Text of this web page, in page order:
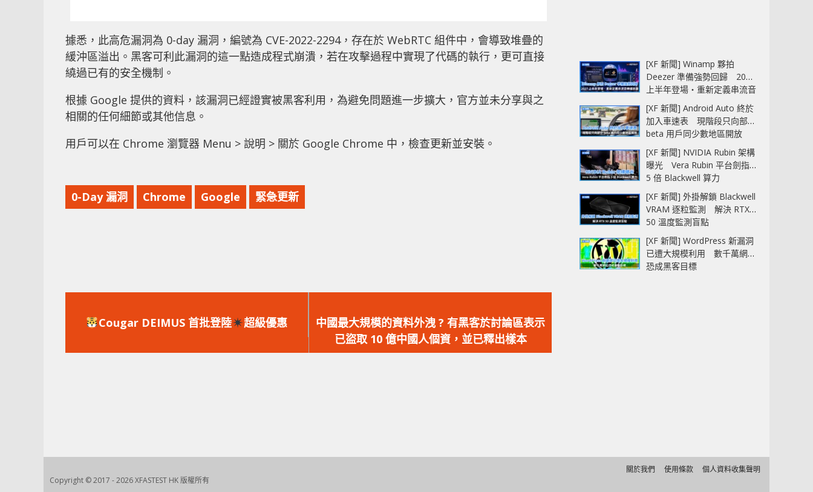
據悉，此高危漏洞為 0-day 漏洞，編號為 CVE-2022-2294，存在於 WebRTC 組件中，會導致堆疊的
緩沖區溢出。黑客可利此漏洞的這一點造成程式崩潰，若在攻擊過程中實現了代碼的執行，更可直接
繞過已有的安全機制。
根據 Google 提供的資料，該漏洞已經證實被黑客利用，為避免問題進一步擴大，官方並未分享與之
相關的任何細節或其他信息。
用戶可以在 Chrome 瀏覽器 Menu > 說明 > 關於 Google Chrome 中，檢查更新並安裝。
0-Day 漏洞 Chrome Google 緊急更新
一
文
Cougar DEIMUS 首批登陸 超級優惠
一
篇
文
中國最大規模的資料外洩 ? 有黑客於討論區表示
已盜取 10 億中國人個資，並已釋出樣本
[XF 新聞] Winamp 夥拍
Deezer 準備強勢回歸 2027
上半年登場‧重新定義串流音
樂播放器
[XF 新聞] Android Auto 終於
加入車速表 現階段只向部分
beta 用戶同少數地區開放
[XF 新聞] NVIDIA Rubin 架構
曝光 Vera Rubin 平台劍指
5 倍 Blackwell 算力
[XF 新聞] 外掛解鎖 Blackwell
VRAM 逐粒監測 解決 RTX
50 溫度監測盲點
[XF 新聞] WordPress 新漏洞
已遭大規模利用 數千萬網站
恐成黑客目標
Copyright © 2017 - 2026 XFASTEST HK 版權所有
關於我們 使用條款 個人資料收集聲明